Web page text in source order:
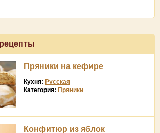
Пряники на кефире
Кухня: Русская
Категория: Пряники
Конфитюр из яблок